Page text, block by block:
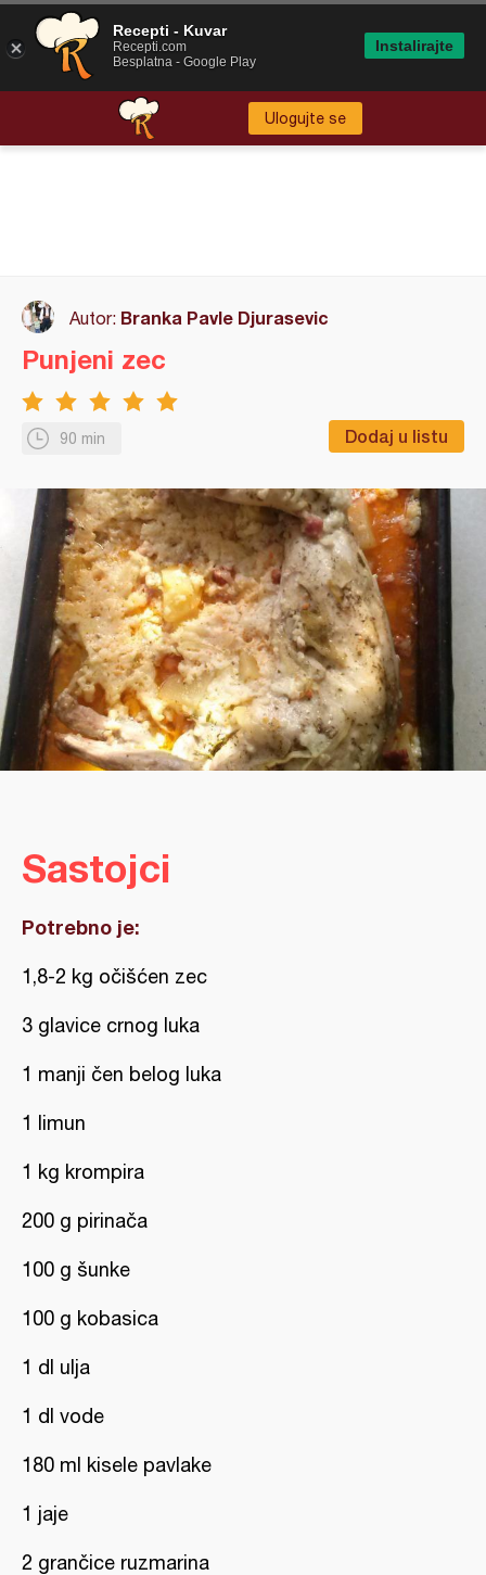
Ulogujte se
Autor: Branka Pavle Djurasevic
90 min Dodaj u listu
Punjeni zec
Sastojci
Potrebno je:
1,8-2 kg očišćen zec
3 glavice crnog luka
1 manji čen belog luka
1 limun
1 kg krompira
200 g pirinača
100 g šunke
100 g kobasica
1 dl ulja
1 dl vode
180 ml kisele pavlake
1 jaje
2 grančice ruzmarina
Recepti - Kuvar
Recepti.com
Besplatna - Google Play
Instalirajte